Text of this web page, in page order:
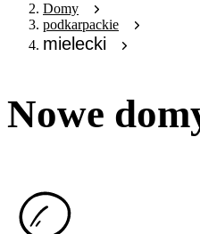
Domy
podkarpackie
mielecki
Nowe